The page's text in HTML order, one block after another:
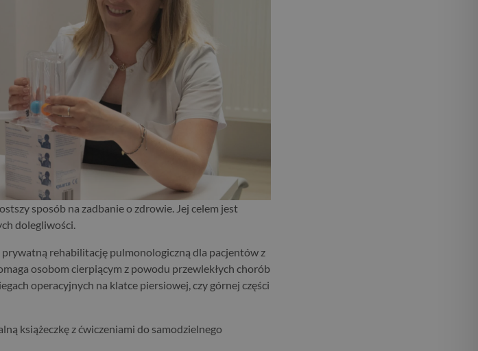
sposób na zadbanie o zdrowie. Jej celem jest
dolegliwości.
rehabilitację pulmonologiczną dla pacjentów z
osobom cierpiącym z powodu przewlekłych chorób
operacyjnych na klatce piersiowej, czy górnej części
książeczkę z ćwiczeniami do samodzielnego